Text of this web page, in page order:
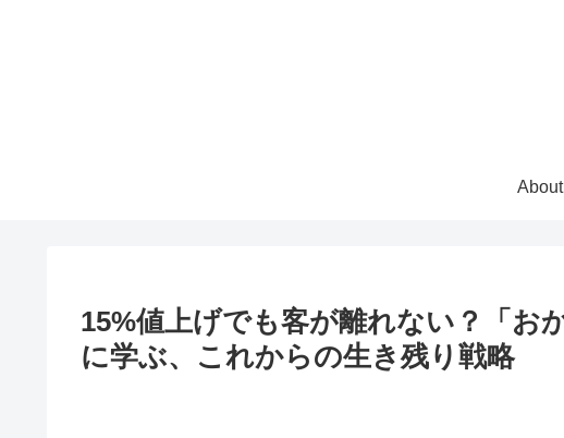
About
15%値上げでも客が離れない？「お
に学ぶ、これからの生き残り戦略